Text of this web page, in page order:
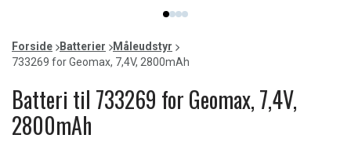
item
0
item
1
item
item
of
4
Forside Batterier
Måleudstyr
733269 for Geomax, 7,4V, 2800mAh
Batteri til 733269 for Geomax, 7,4V,
2800mAh